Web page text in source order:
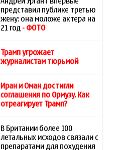
представил публике третью
жену: она моложе актера на
21 год - ФОТО
Трамп угрожает
журналистам тюрьмой
Иран и Оман достигли
соглашения по Ормузу. Как
отреагирует Трамп?
В Британии более 100
летальных исходов связали с
препаратами для похудения